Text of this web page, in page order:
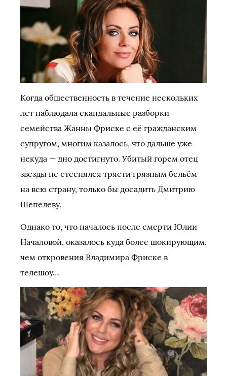
Когда общественность в течение нескольких
лет наблюдала скандальные разборки
семейства Жанны Фриске с её гражданским
супругом, многим казалось, что дальше уже
некуда — дно достигнуто. Убитый горем отец
звезды не стеснялся трясти грязным бельём
на всю страну, только бы досадить Дмитрию
Шепелеву.
Однако то, что началось после смерти Юлии
Началовой, оказалось куда более шокирующим,
чем откровения Владимира Фриске в
телешоу…